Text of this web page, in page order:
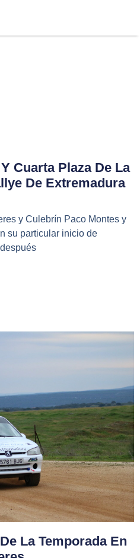
Cuarta Plaza De La
De Extremadura
y Culebrín Paco Montes y
su particular inicio de
La Temporada En